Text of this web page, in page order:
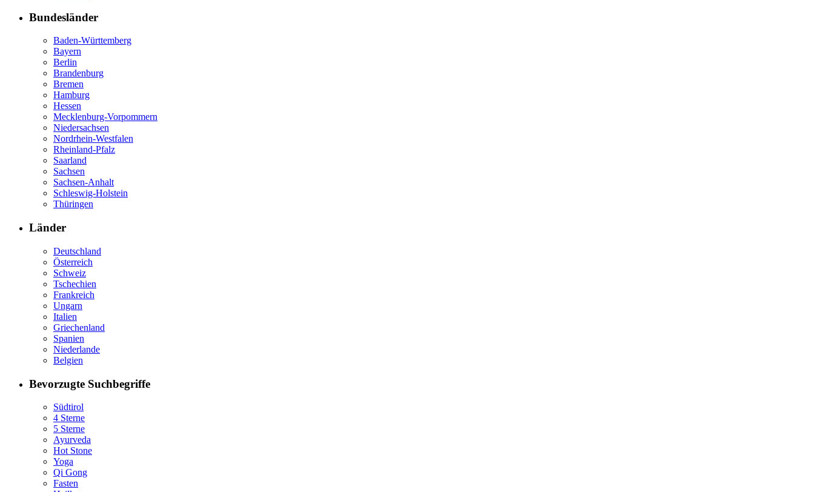
Bundesländer
Baden-Württemberg
Bayern
Berlin
Brandenburg
Bremen
Hamburg
Hessen
Mecklenburg-Vorpommern
Niedersachsen
Nordrhein-Westfalen
Rheinland-Pfalz
Saarland
Sachsen
Sachsen-Anhalt
Schleswig-Holstein
Thüringen
Länder
Deutschland
Österreich
Schweiz
Tschechien
Frankreich
Ungarn
Italien
Griechenland
Spanien
Niederlande
Belgien
Bevorzugte Suchbegriffe
Südtirol
4 Sterne
5 Sterne
Ayurveda
Hot Stone
Yoga
Qi Gong
Fasten